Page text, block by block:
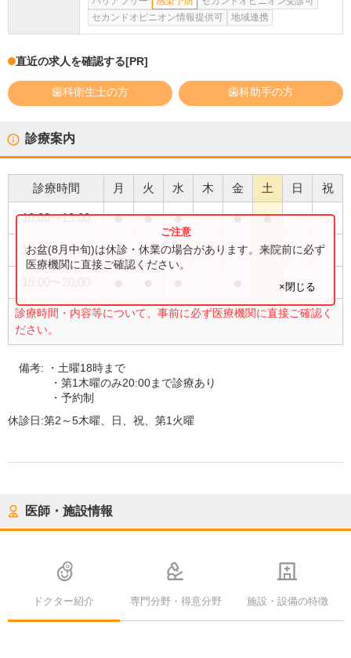
セカンドオピニオン情報提供可
地域連携
直近の求人を確認する[PR]
歯科衛生士の方 歯科助手の方
診療案内
診療時間 月 火 水 木 金 土 日 祝
10:00〜13:00 ● ● ● ● ●
15:00〜18:00 ●
診療時間・内容等について、事前に必ず医療機関に直接ご確認く
ださい。
お盆(8月中旬)は休診・休業の場合があります。来院前に必ず
医療機関に直接ご確認ください。
×閉じる
備考:
・土曜18時まで
・第1木曜のみ20:00まで診療あり
・予約制
休診日:第2～5木曜、日、祝、第1火曜
医師・施設情報
ドクター紹介 専門分野・得意分野 施設・設備の特徴